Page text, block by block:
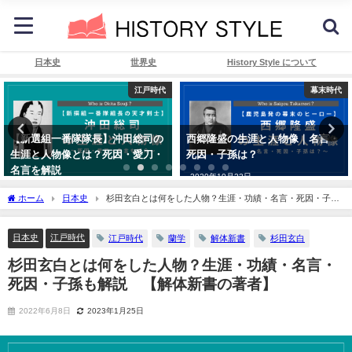
日本史 世界史 History Style について
幕末時代
西郷隆盛の生涯と人物像｜名言・
死因・子孫は？
2020年10月22日
明治・大正・昭和時代
二・二六事件とはどんな事件？分
かりやすく解説します
2024年8月15日
ホーム 日本史
杉田玄白とは何をした人物？生涯・功績・名言・死因・子孫
も解説 【解体新書の著者】
日本史 江戸時代 江戸時代 蘭学 解体新書 杉田玄白
杉田玄白とは何をした人物？生涯・功績・名言・
死因・子孫も解説 【解体新書の著者】
2022年6月8日 2023年1月25日